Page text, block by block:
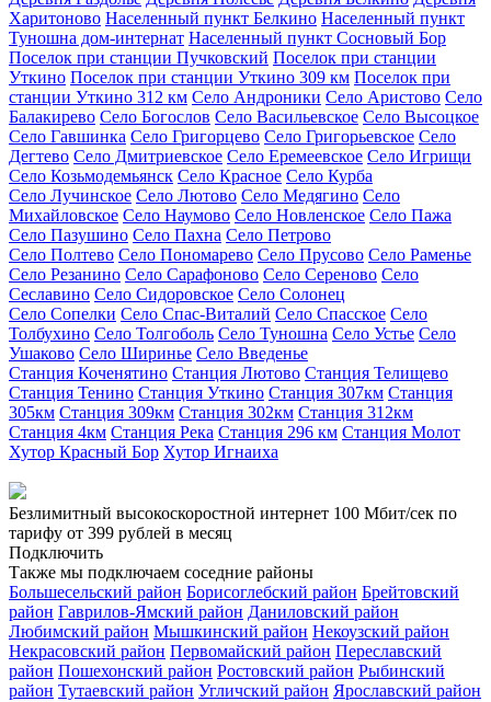
Харитоново Населенный пункт Белкино Населенный пункт
Туношна дом-интернат Населенный пункт Сосновый Бор
Поселок при станции Пучковский Поселок при станции
Уткино Поселок при станции Уткино 309 км Поселок при
станции Уткино 312 км Село Андроники Село Аристово Село
Балакирево Село Богослов Село Васильевское Село Высоцкое
Село Гавшинка Село Григорцево Село Григорьевское Село
Дегтево Село Дмитриевское Село Еремеевское Село Игрищи
Село Козьмодемьянск Село Красное Село Курба
Село Лучинское Село Лютово Село Медягино Село
Михайловское Село Наумово Село Новленское Село Пажа
Село Пазушино Село Пахна Село Петрово
Село Полтево Село Пономарево Село Прусово Село Раменье
Село Резанино Село Сарафоново Село Сереново Село
Сеславино Село Сидоровское Село Солонец
Село Сопелки Село Спас-Виталий Село Спасское Село
Толбухино Село Толгоболь Село Туношна Село Устье Село
Ушаково Село Ширинье Село Введенье
Станция Коченятино Станция Лютово Станция Телищево
Станция Тенино Станция Уткино Станция 307км Станция
305км Станция 309км Станция 302км Станция 312км
Станция 4км Станция Река Станция 296 км Станция Молот
Хутор Красный Бор Хутор Игнаиха
Безлимитный высокоскоростной интернет 100 Мбит/сек по
тарифу от 399 рублей в месяц
Подключить
Также мы подключаем соседние районы
Большесельский район Борисоглебский район Брейтовский
район Гаврилов-Ямский район Даниловский район
Любимский район Мышкинский район Некоузский район
Некрасовский район Первомайский район Переславский
район Пошехонский район Ростовский район Рыбинский
район Тутаевский район Угличский район Ярославский район